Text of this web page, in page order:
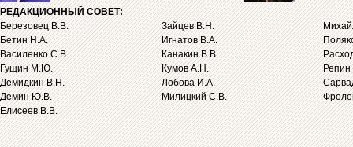
РЕДАКЦИОННЫЙ СОВЕТ:
Березовец В.В.
Бетин Н.А.
Василенко С.В.
Гущин М.Ю.
Демидкин В.Н.
Демин Ю.В.
Елисеев В.В.
Зайцев В.Н.
Игнатов В.А.
Канакин В.В.
Кумов А.Н.
Лобова И.А.
Милицкий С.В.
Репин